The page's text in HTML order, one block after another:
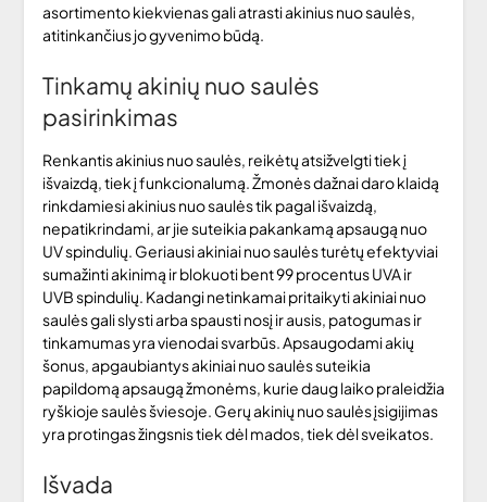
asortimento kiekvienas gali atrasti akinius nuo saulės,
atitinkančius jo gyvenimo būdą.
Tinkamų akinių nuo saulės
pasirinkimas
Renkantis akinius nuo saulės, reikėtų atsižvelgti tiek į
išvaizdą, tiek į funkcionalumą. Žmonės dažnai daro klaidą
rinkdamiesi akinius nuo saulės tik pagal išvaizdą,
nepatikrindami, ar jie suteikia pakankamą apsaugą nuo
UV spindulių. Geriausi akiniai nuo saulės turėtų efektyviai
sumažinti akinimą ir blokuoti bent 99 procentus UVA ir
UVB spindulių. Kadangi netinkamai pritaikyti akiniai nuo
saulės gali slysti arba spausti nosį ir ausis, patogumas ir
tinkamumas yra vienodai svarbūs. Apsaugodami akių
šonus, apgaubiantys akiniai nuo saulės suteikia
papildomą apsaugą žmonėms, kurie daug laiko praleidžia
ryškioje saulės šviesoje. Gerų akinių nuo saulės įsigijimas
yra protingas žingsnis tiek dėl mados, tiek dėl sveikatos.
Išvada